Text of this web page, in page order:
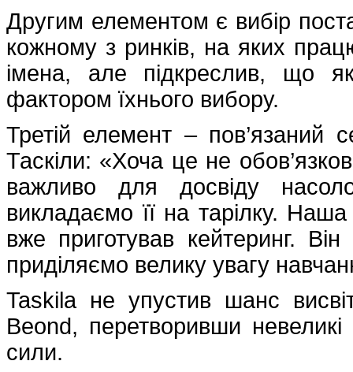
Другим елементом є вибір
кожному з ринків, на яких
імена, але підкреслив, що
фактором їхнього вибору.
Третій елемент – пов’язаний
Таскіли: «Хоча це не
важливо для досвіду
викладаємо її на тарілку.
вже приготував кейтеринг.
приділяємо велику увагу
Taskila не упустив шанс
Beond, перетворивши
сили.